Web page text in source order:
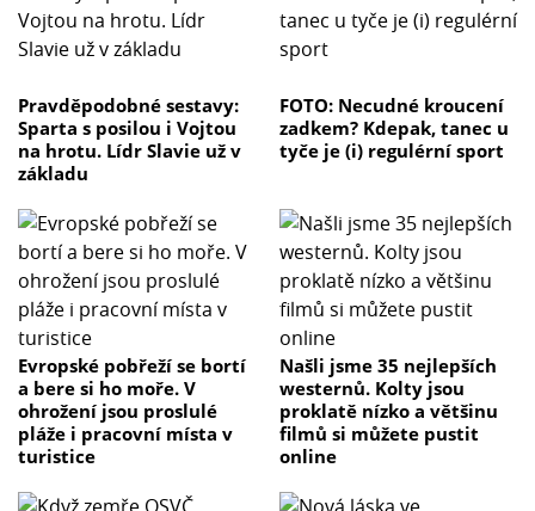
Pravděpodobné sestavy:
Sparta s posilou i Vojtou
na hrotu. Lídr Slavie už v
základu
FOTO: Necudné kroucení
zadkem? Kdepak, tanec u
tyče je (i) regulérní sport
Evropské pobřeží se bortí
a bere si ho moře. V
ohrožení jsou proslulé
pláže i pracovní místa v
turistice
Našli jsme 35 nejlepších
westernů. Kolty jsou
proklatě nízko a většinu
filmů si můžete pustit
online